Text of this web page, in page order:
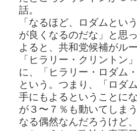
話。
「なるほど、ロダムとい
が良くなるのだな」と思
よると、共和党候補がル
「ヒラリー・クリントン
に、「ヒラリー・ロダム
という。つまり、「ロダ
手にもよるということに
が３〜７％も動いてしま
なる偶然なんだろうけど